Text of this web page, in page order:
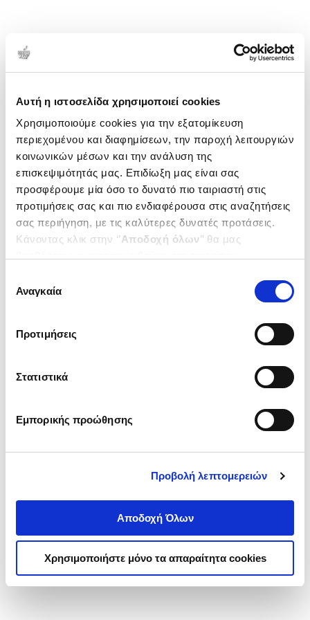
Αυτή η ιστοσελίδα χρησιμοποιεί cookies
Χρησιμοποιούμε cookies για την εξατομίκευση
περιεχομένου και διαφημίσεων, την παροχή λειτουργιών
κοινωνικών μέσων και την ανάλυση της
επισκεψιμότητάς μας. Επιδίωξη μας είναι σας
προσφέρουμε μία όσο το δυνατό πιο ταιριαστή στις
προτιμήσεις σας και πιο ενδιαφέρουσα στις αναζητήσεις
σας περιήγηση, με τις καλύτερες δυνατές προτάσεις.
Κάνοντας κλικ στην ‘’Αποδοχή όλων’’ θα μας
ενδιαφέρουν και να επιλέξετε από τα παρακάτω με την
΄΄και να ενημερωθείτε σχετικά με
συγκατάθεσης
Αναγκαία
Προτιμήσεις
Στατιστικά
Εμπορικής προώθησης
Προβολή λεπτομερειών
Αποδοχή Όλων
Χρησιμοποιήστε μόνο τα απαραίτητα cookies